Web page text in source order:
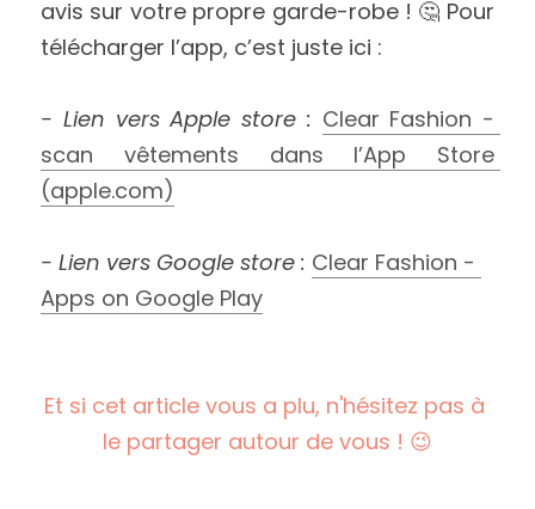
avis sur votre propre garde-robe ! 🤔 Pour
télécharger l’app, c’est juste ici :
- Lien vers Apple store : ‎Clear Fashion -
scan vêtements dans l’App Store
(apple.com)
- Lien vers Google store : Clear Fashion -
Apps on Google Play
Et si cet article vous a plu, n'hésitez pas à
le partager autour de vous ! 😉